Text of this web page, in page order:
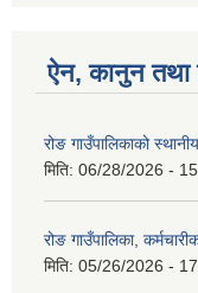
ऐन, कानुन तथा
रोङ गाउँपालिकाको
मिति: 06/28/2026 -
रोङ गाउँपालिका,
मिति: 05/26/2026 -